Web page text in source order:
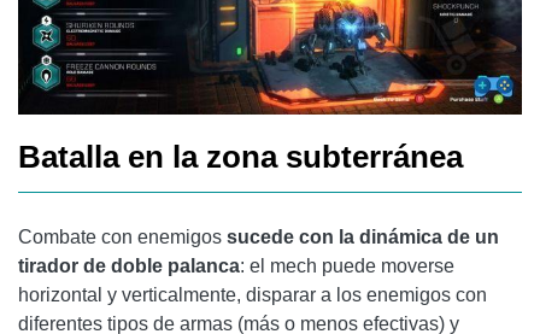
Batalla en la zona subterránea
Combate con enemigos sucede con la dinámica de un
tirador de doble palanca: el mech puede moverse
horizontal y verticalmente, disparar a los enemigos con
diferentes tipos de armas (más o menos efectivas) y